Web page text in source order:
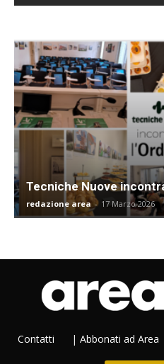
Tecniche Nuove
redazione area - 17 Marzo 2026
Contatti | Abbonati ad Area